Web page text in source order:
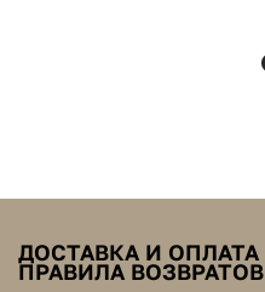
ДОСТАВКА И ОПЛАТА
ПРАВИЛА ВОЗВРАТОВ